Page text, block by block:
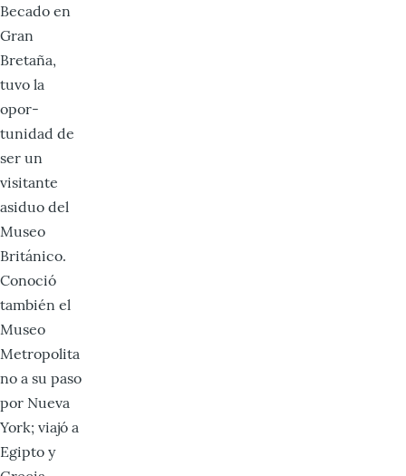
Becado en
Gran
Bretaña,
tuvo la
opor­
tunidad de
ser un
visitante
asiduo del
Museo
Británico.
Conoció
también el
Museo
Metropolita
no a su paso
por Nueva
York; viajó a
Egipto y